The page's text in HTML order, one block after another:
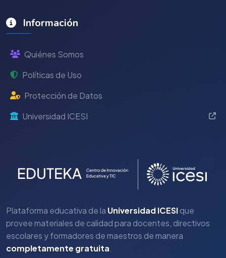
Información
Quiénes Somos
Políticas de Uso
Protección de Datos
Universidad ICESI
Plataforma educativa de la Universidad ICESIque
provee materiales de calidad para docentes, directivos
escolares y formadores de maestros de manera
completamente gratuita.